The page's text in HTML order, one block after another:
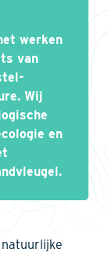
werken
van
Wij
en